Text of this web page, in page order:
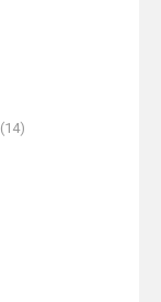
(14)